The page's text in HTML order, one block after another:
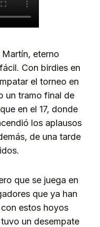
eterno
Con birdies en
el torneo en
un tramo final de
en el 17, donde
los aplausos
de una tarde
que se juega en
que ya han
estos hoyos
un desempate